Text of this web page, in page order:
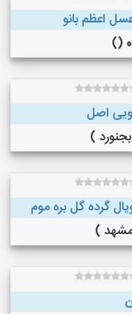
اعظم بانو
اصل
گرده گل بره موم